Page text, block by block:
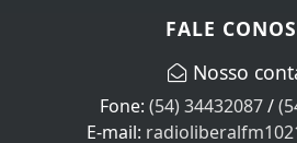
(54) 34432087/
E-mail: